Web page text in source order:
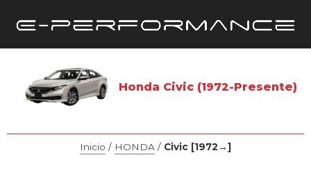
Honda Civic (1972-Presente)
Inicio / HONDA / Civic [1972→]